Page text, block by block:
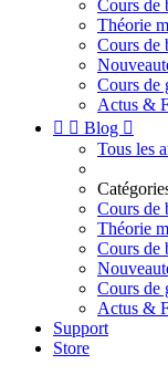
Cours de
Théorie
Cours de
Cours de
Actus &
  Blog 
Tous les
Cours de
Théorie
Cours de
Cours de
Actus &
Support
Store